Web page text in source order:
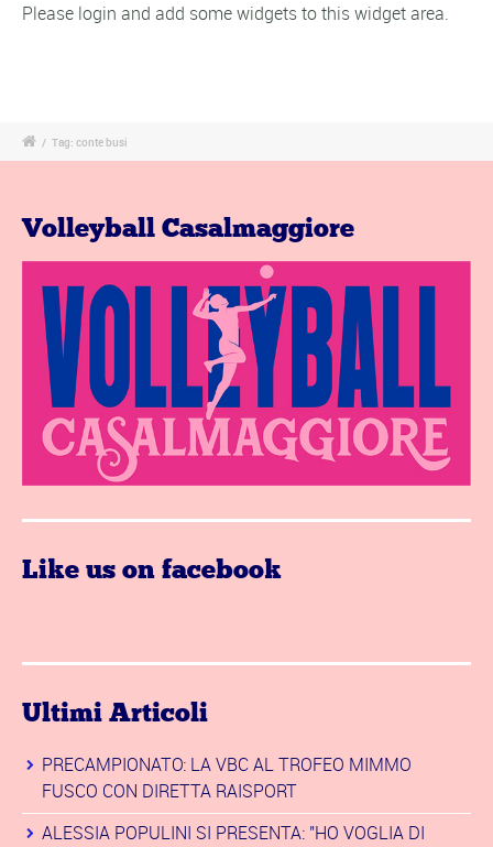
Please login and add some widgets to this widget area.
/ Tag: conte busi
Volleyball Casalmaggiore
Like us on facebook
Ultimi Articoli
PRECAMPIONATO: LA VBC AL TROFEO MIMMO
FUSCO CON DIRETTA RAISPORT
ALESSIA POPULINI SI PRESENTA: "HO VOGLIA DI